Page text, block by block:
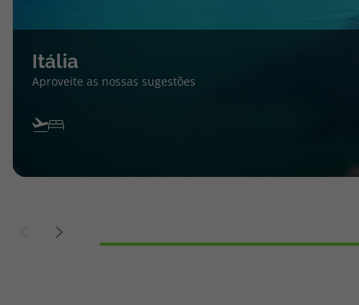
Itália
Aproveite as nossas sugestões